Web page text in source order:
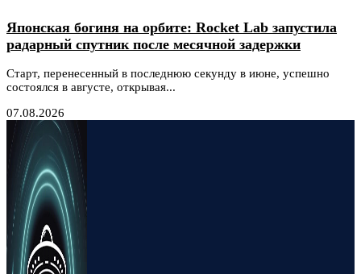
Японская богиня на орбите: Rocket Lab запустила
радарный спутник после месячной задержки
Старт, перенесенный в последнюю секунду в июне, успешно
состоялся в августе, открывая...
07.08.2026